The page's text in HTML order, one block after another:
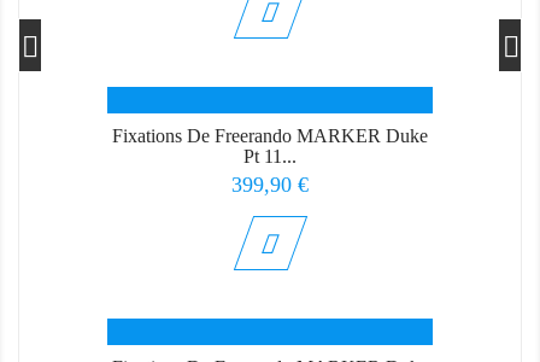
Fixations De Freerando MARKER Duke
Pt 11...
Prix
399,90 €